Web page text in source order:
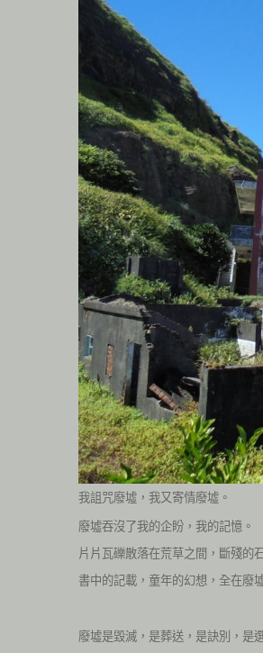
我詛咒廢墟，我又寄情廢墟。
廢墟吞沒了我的企盼，我的記憶。
片片瓦礫散落在荒草之間，斷殘的
書中的記載，童年的幻想，全在廢
廢墟是毀滅，是葬送，是訣別，是